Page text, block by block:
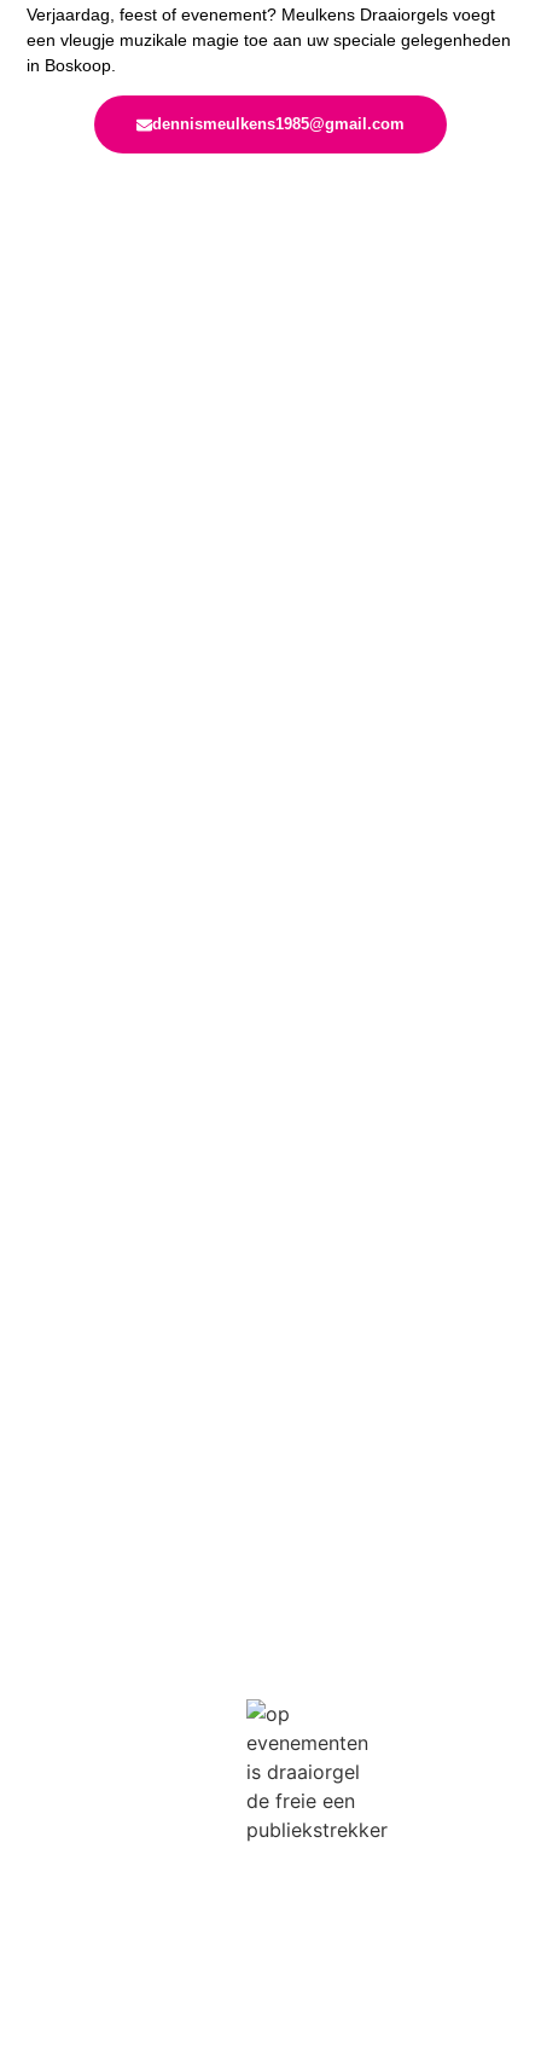
Verjaardag, feest of evenement? Meulkens Draaiorgels voegt
een vleugje muzikale magie toe aan uw speciale gelegenheden
in Boskoop.
dennismeulkens1985@gmail.com